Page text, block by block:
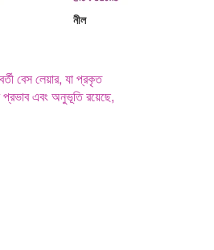
নীল
বেস লেয়ার, যা প্রকৃত
প্রভাব এবং অনুভূতি রয়েছে,